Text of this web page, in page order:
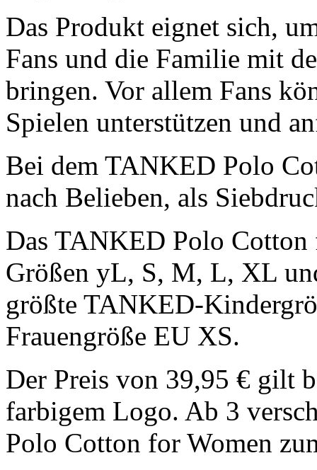
Das Produkt eignet sich,
Fans und die Familie mit
bringen. Vor allem Fans
Spielen unterstützen und
Bei dem TANKED Polo
nach Belieben, als
Das TANKED Polo
Größen yL, S, M, L, XL
größte TANKED-
Frauengröße EU XS.
Der Preis von 39,95 € gilt
farbigem Logo. Ab 3
Polo Cotton for Women